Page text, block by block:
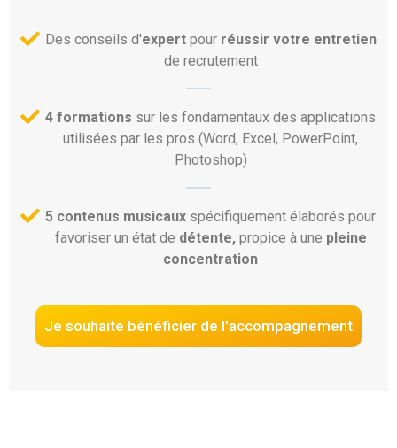
Des conseils d'expertpour réussir votre entretien
de recrutement
4 formations sur les fondamentaux des applications
utilisées par les pros (Word, Excel, PowerPoint,
Photoshop)
5 contenus musicaux spécifiquement élaborés pour
favoriser un état de détente,propice à une pleine
concentration
Je souhaite bénéficier de l'accompagnement